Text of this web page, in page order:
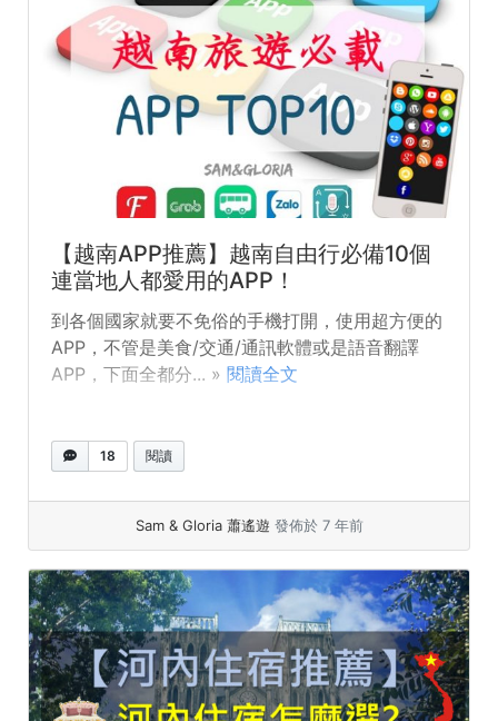
【越南APP推薦】越南自由行必備10個
連當地人都愛用的APP！
到各個國家就要不免俗的手機打開，使用超方便的
APP，不管是美食/交通/通訊軟體或是語音翻譯
APP，下面全都分... » 閱讀全文
18 閱讀
Sam & Gloria 蕭遙遊 發佈於 7 年前